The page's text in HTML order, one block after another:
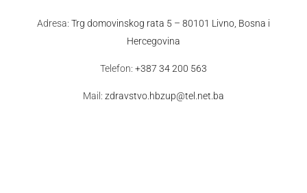
Adresa: Trg domovinskog rata 5 – 80101 Livno, Bosna i
Hercegovina
Telefon: +387 34 200 563
Mail: zdravstvo.hbzup@tel.net.ba